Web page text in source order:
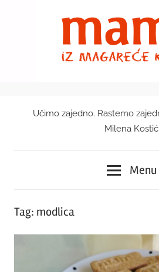
Mama
magareće
klupe
Učimo zajedno. Rastemo
Milena Kostić
Menu
Tag: modlica